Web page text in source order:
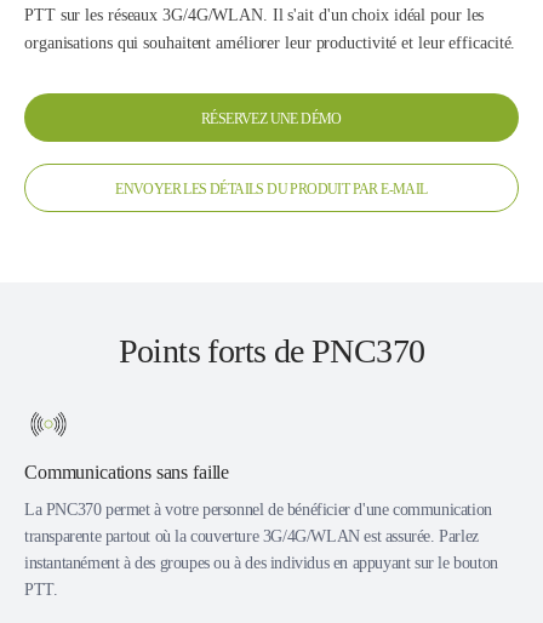
PTT sur les réseaux 3G/4G/WLAN. Il s'ait d'un choix idéal pour les
organisations qui souhaitent améliorer leur productivité et leur efficacité.
RÉSERVEZ UNE DÉMO
ENVOYER LES DÉTAILS DU PRODUIT PAR E-MAIL
Points forts de PNC370
Communications sans faille
La PNC370 permet à votre personnel de bénéficier d'une communication
transparente partout où la couverture 3G/4G/WLAN est assurée. Parlez
instantanément à des groupes ou à des individus en appuyant sur le bouton
PTT.